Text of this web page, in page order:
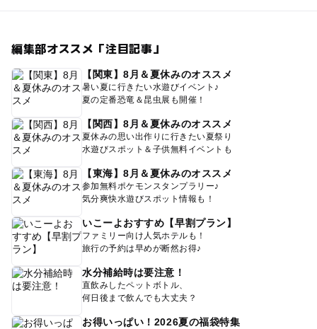
編集部オススメ「注目記事」
【関東】8月＆夏休みのオススメ
暑い夏に行きたい水遊びイベント♪
夏の定番恐竜＆昆虫展も開催！
【関西】8月＆夏休みのオススメ
夏休みの思い出作りに行きたい夏祭り
水遊びスポット＆子供無料イベントも
【東海】8月＆夏休みのオススメ
参加無料ポケモンスタンプラリー♪
気分爽快水遊びスポット情報も！
いこーよおすすめ【早割プラン】
ファミリー向け人気ホテルも！
旅行の予約は早めが断然お得♪
水分補給時は要注意！
直飲みしたペットボトル、
何日後まで飲んでも大丈夫？
お得いっぱい！2026夏の福袋特集